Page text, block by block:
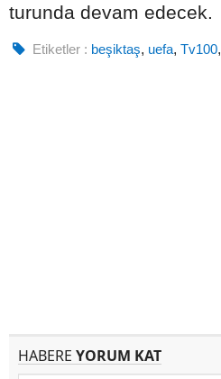
turunda devam edecek.
Etiketler : beşiktaş, uefa,Tv100,
HABERE YORUM KAT